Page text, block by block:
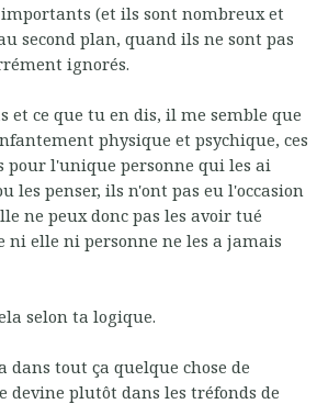
(et ils sont nombreux et
second plan, quand ils ne sont pas
ignorés.
et ce que tu en dis, il me semble que
physique et psychique, ces
pour l'unique personne qui les ai
les penser, ils n'ont pas eu l'occasion
ne peux donc pas les avoir tué
elle ni personne ne les a jamais
selon ta logique.
tout ça quelque chose de
devine plutôt dans les tréfonds de